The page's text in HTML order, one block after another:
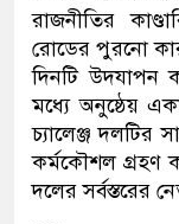
রাজনীতির
রোডের পুরনো
দিনটি উদযাপন
মধ্যে অনুষ্ঠেয়
চ্যালেঞ্জ দলটির
কর্মকৌশল গ্রহণ
দলের সর্বস্তরের